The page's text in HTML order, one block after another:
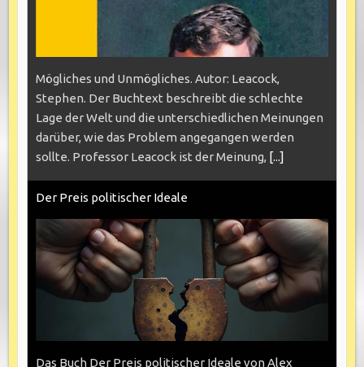
Mögliches und Unmögliches. Autor: Leacock,
Stephen. Der Buchtext beschreibt die schlechte
Lage der Welt und die unterschiedlichen Meinungen
darüber, wie das Problem angegangen werden
sollte. Professor Leacock ist der Meinung, [...]
Der Preis politischer Ideale
Das Buch Der Preis politischer Ideale von Alex